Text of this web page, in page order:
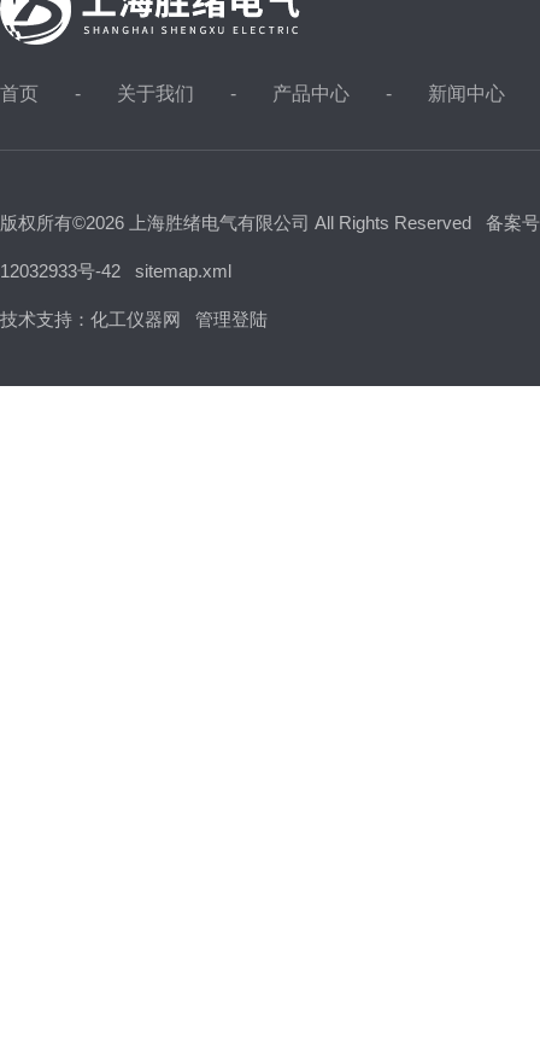
首页 关于我们 产品中心 新闻中心
版权所有©2026 上海胜绪电气有限公司 All Rights Reserved 备案
12032933号-42 sitemap.xml
技术支持： 化工仪器网 管理登陆